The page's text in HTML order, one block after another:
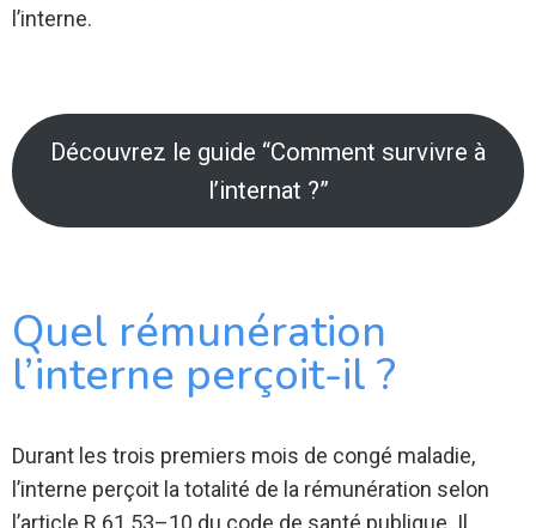
l’interne.
Découvrez le guide “Comment survivre à
l’internat ?”
Quel rémunération
l’interne perçoit-il ?
Durant les trois premiers mois de congé maladie,
l’interne perçoit la totalité de la rémunération selon
l’article R 61 53–10 du code de santé publique. Il